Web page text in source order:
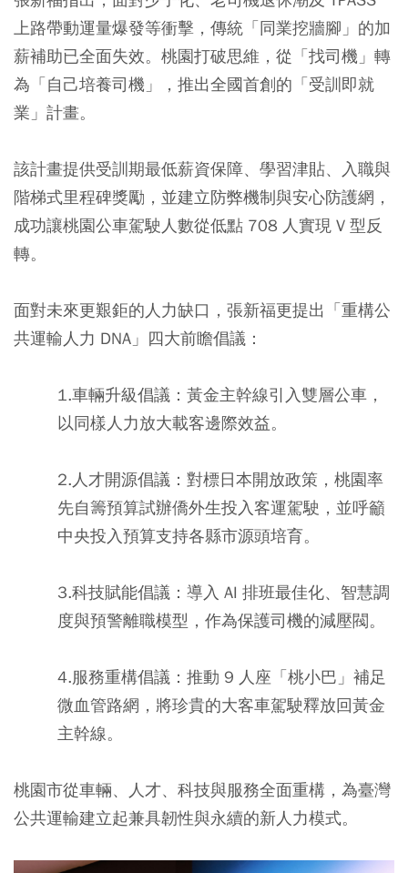
上路帶動運量爆發等衝擊，傳統「同業挖牆腳」的加
薪補助已全面失效。桃園打破思維，從「找司機」轉
為「自己培養司機」，推出全國首創的「受訓即就
業」計畫。
該計畫提供受訓期最低薪資保障、學習津貼、入職與
階梯式里程碑獎勵，並建立防弊機制與安心防護網，
成功讓桃園公車駕駛人數從低點 708 人實現 V 型反
轉。
面對未來更艱鉅的人力缺口，張新福更提出「重構公
共運輸人力 DNA」四大前瞻倡議：
1.車輛升級倡議 ：黃金主幹線引入雙層公車，
以同樣人力放大載客邊際效益。
2.人才開源倡議 ：對標日本開放政策，桃園率
先自籌預算試辦僑外生投入客運駕駛，並呼籲
中央投入預算支持各縣市源頭培育。
3.科技賦能倡議 ：導入 AI 排班最佳化、智慧調
度與預警離職模型，作為保護司機的減壓閥。
4.服務重構倡議 ：推動 9 人座「桃小巴」補足
微血管路網，將珍貴的大客車駕駛釋放回黃金
主幹線。
桃園市從車輛、人才、科技與服務全面重構，為臺灣
公共運輸建立起兼具韌性與永續的新人力模式。